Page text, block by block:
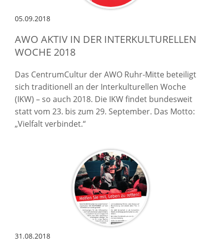
05.09.2018
AWO AKTIV IN DER INTERKULTURELLEN
WOCHE 2018
Das CentrumCultur der AWO Ruhr-Mitte beteiligt
sich traditionell an der Interkulturellen Woche
(IKW) – so auch 2018. Die IKW findet bundesweit
statt vom 23. bis zum 29. September. Das Motto:
„Vielfalt verbindet.“
31.08.2018